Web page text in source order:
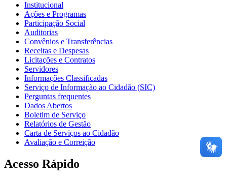
Institucional
Ações e Programas
Participação Social
Auditorias
Convênios e Transferências
Receitas e Despesas
Licitações e Contratos
Servidores
Informações Classificadas
Serviço de Informação ao Cidadão (SIC)
Perguntas frequentes
Dados Abertos
Boletim de Serviço
Relatórios de Gestão
Carta de Serviços ao Cidadão
Avaliação e Correição
Acesso Rápido